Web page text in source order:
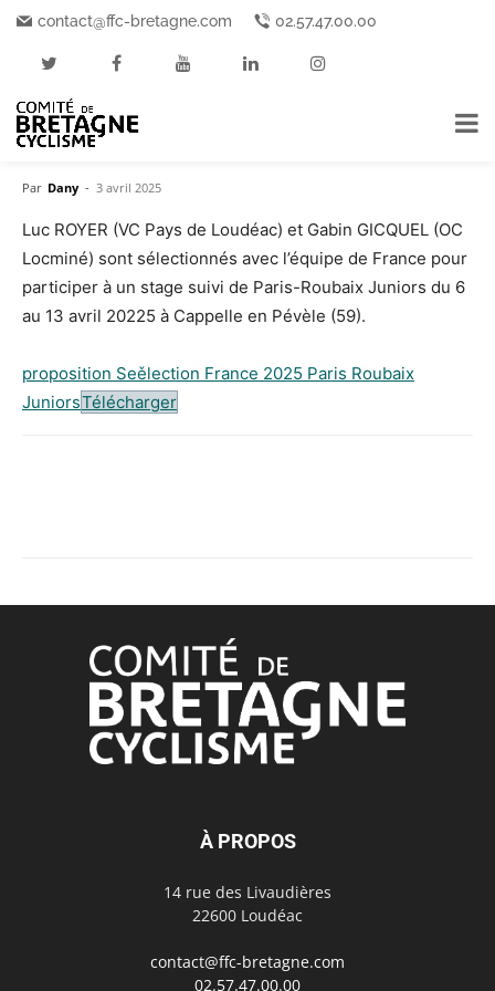
contact@ffc-bretagne.com 02.57.47.00.00
Accueil Au cœur de l'actualité
Sélections Equipe de France
Route U19 – Paris-Roubaix
NCUP
Par Dany - 3 avril 2025
Luc ROYER (VC Pays de Loudéac) et Gabin GICQUEL (OC
Locminé) sont sélectionnés avec l’équipe de France pour
participer à un stage suivi de Paris-Roubaix Juniors du 6
au 13 avril 20225 à Cappelle en Pévèle (59).
proposition Seělection France 2025 Paris Roubaix
JuniorsTélécharger
À PROPOS
14 rue des Livaudières
22600 Loudéac
contact@ffc-bretagne.com
02.57.47.00.00